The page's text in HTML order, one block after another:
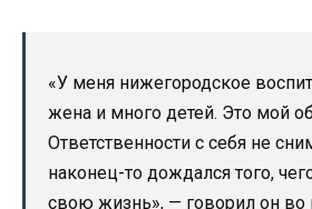
«У меня нижегородское
жена и много детей. Это мой
Ответственности с себя не
наконец-то дождался того,
свою жизнь», — говорил он